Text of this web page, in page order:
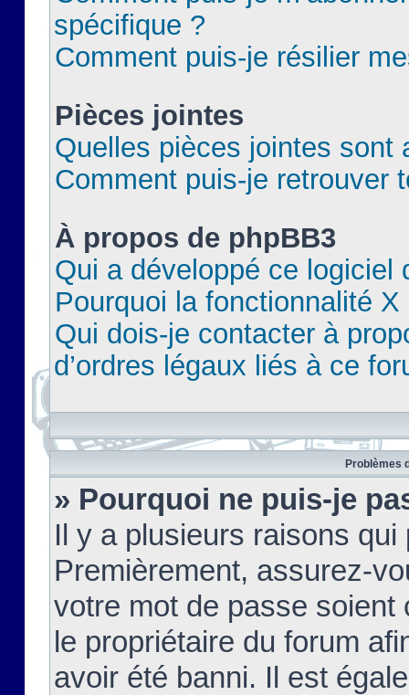
spécifique ?
Comment puis-je résilier
Pièces jointes
Quelles pièces jointes sont
Comment puis-je retrouver
À propos de phpBB3
Qui a développé ce logiciel
Pourquoi la fonctionnalité X
Qui dois-je contacter à
d’ordres légaux liés à ce
Problèmes
» Pourquoi ne puis-je
Il y a plusieurs raisons
Premièrement, assurez-
votre mot de passe soient
le propriétaire du forum
avoir été banni. Il est